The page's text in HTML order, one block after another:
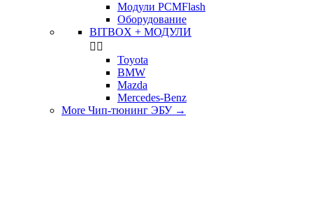
Модули PCMFlash
Оборудование
BITBOX + МОДУЛИ
 
Toyota
BMW
Mazda
Mercedes-Benz
More Чип-тюнинг ЭБУ →